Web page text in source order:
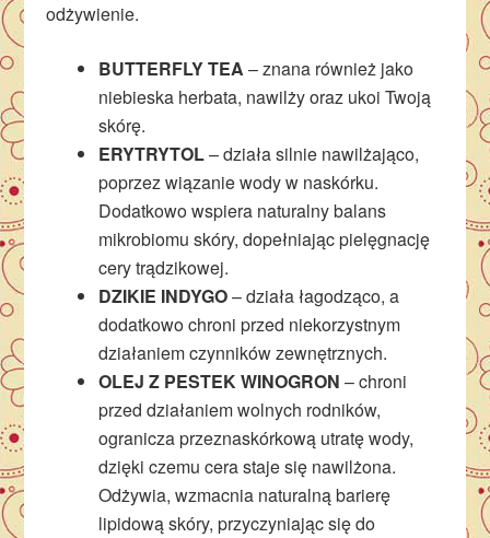
odżywienie.
BUTTERFLY TEA – znana również jako
niebieska herbata, nawilży oraz ukoi Twoją
skórę.
ERYTRYTOL– działa silnie nawilżająco,
poprzez wiązanie wody w naskórku.
Dodatkowo wspiera naturalny balans
mikrobiomu skóry, dopełniając pielęgnację
cery trądzikowej.
DZIKIE INDYGO– działa łagodząco, a
dodatkowo chroni przed niekorzystnym
działaniem czynników zewnętrznych.
OLEJ Z PESTEK WINOGRON – chroni
przed działaniem wolnych rodników,
ogranicza przeznaskórkową utratę wody,
dzięki czemu cera staje się nawilżona.
Odżywia, wzmacnia naturalną barierę
lipidową skóry, przyczyniając się do